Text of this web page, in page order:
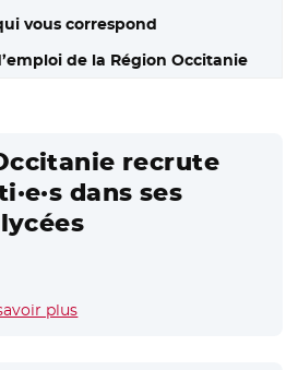
vous correspond
de la Région Occitanie
recrute
dans ses
plus